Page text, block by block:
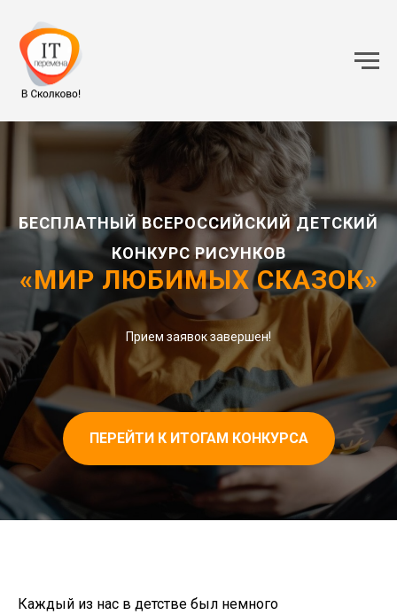
БЕСПЛАТНЫЙ ВСЕРОССИЙСКИЙ ДЕТСКИЙ
КОНКУРС РИСУНКОВ
«МИР ЛЮБИМЫХ СКАЗОК»
Прием заявок завершен!
ПЕРЕЙТИ К ИТОГАМ КОНКУРСА
Каждый из нас в детстве был немного